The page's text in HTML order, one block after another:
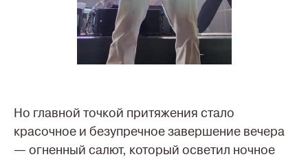
Но главной точкой притяжения стало
красочное и безупречное завершение вечера
— огненный салют, который осветил ночное